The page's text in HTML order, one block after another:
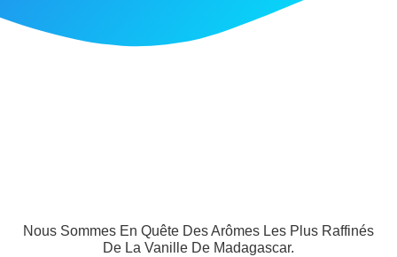
Nous Sommes En Quête Des Arômes Les Plus Raffinés
De La Vanille De Madagascar.